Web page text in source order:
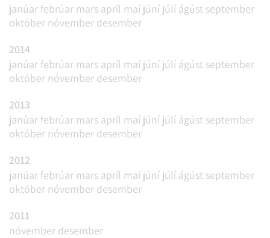
janúar febrúar mars apríl maí júní júlí ágúst september
október nóvember desember
2014
janúar febrúar mars apríl maí júní júlí ágúst september
október nóvember desember
2013
janúar febrúar mars apríl maí júní júlí ágúst september
október nóvember desember
2012
janúar febrúar mars apríl maí júní júlí ágúst september
október nóvember desember
2011
nóvember desember